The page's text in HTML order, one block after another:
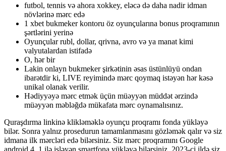
futbol, ​​tennis və ahora xokkey, eləcə də daha nadir idman
növlərinə mərc edə
1 xbet bukmeker kontoru öz oyunçularına bonus proqramının
şərtlərini yerinə
Oyunçular rubl, dollar, qrivna, avro və ya manat kimi
valyutalardan istifadə
O, hər bir
Lakin onlayn bukmeker şirkətinin əsas üstünlüyü ondan
ibarətdir ki, LIVE reyimində mərc qoymaq istəyən hər kəsə
unikal olanak verilir.
Hədiyyəyə mərc etmək üçün müəyyən müddət ərzində
müəyyən məbləğdə mükafata mərc oynamalısınız.
Quraşdırma linkinə klikləməklə oyunçu proqramı fonda yükləyə
bilər. Sonra yalnız prosedurun tamamlanmasını gözləmək qalır və siz
idmana ilk mərcləri edə bilərsiniz. Siz mərc proqramını Google
android 4. 1 ilə işləyən smartfona yükləyə bilərsiniz. 2023-ci ildə siz